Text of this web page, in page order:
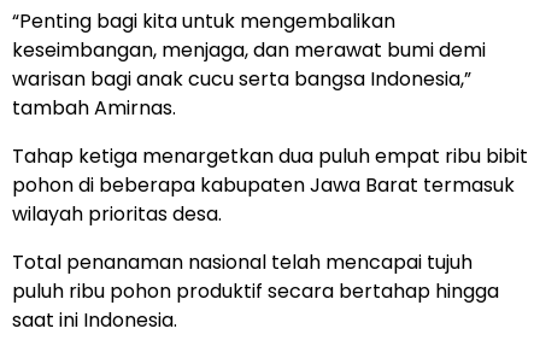
“Penting bagi kita untuk mengembalikan
keseimbangan, menjaga, dan merawat bumi demi
warisan bagi anak cucu serta bangsa Indonesia,”
tambah Amirnas.
Tahap ketiga menargetkan dua puluh empat ribu bibit
pohon di beberapa kabupaten Jawa Barat termasuk
wilayah prioritas desa.
Total penanaman nasional telah mencapai tujuh
puluh ribu pohon produktif secara bertahap hingga
saat ini Indonesia.